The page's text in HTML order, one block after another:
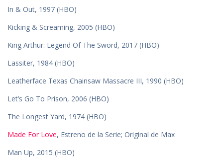
In & Out, 1997 (HBO)
Kicking & Screaming, 2005 (HBO)
King Arthur: Legend Of The Sword, 2017 (HBO)
Lassiter, 1984 (HBO)
Leatherface Texas Chainsaw Massacre III, 1990 (HBO)
Let’s Go To Prison, 2006 (HBO)
The Longest Yard, 1974 (HBO)
Made For Love, Estreno de la Serie; Original de Max
Man Up, 2015 (HBO)